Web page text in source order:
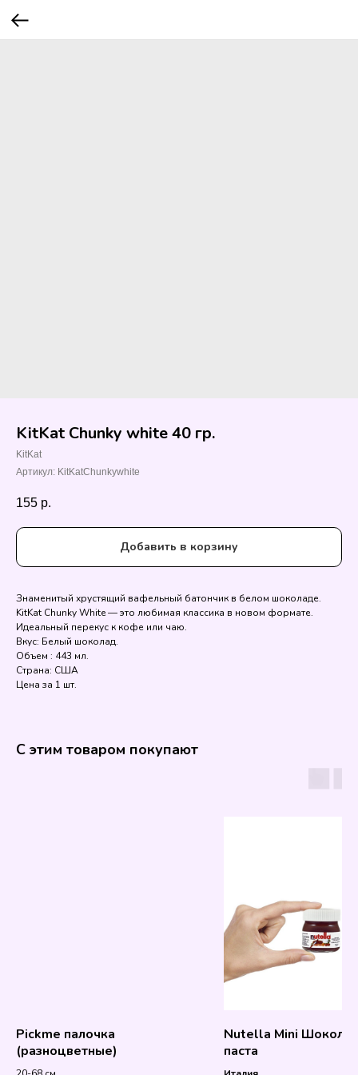
KitKat Chunky white 40 гр.
KitKat
Артикул: KitKatChunkywhite
155 р.
Добавить в корзину
Знаменитый хрустящий вафельный батончик в белом шоколаде.
KitKat Chunky White — это любимая классика в новом формате.
Идеальный перекус к кофе или чаю.
Вкус: Белый шоколад.
Объем : 443 мл.
Страна: США
Цена за 1 шт.
С этим товаром покупают
Pickme палочка
(разноцветные)
Nutella Mini
паста